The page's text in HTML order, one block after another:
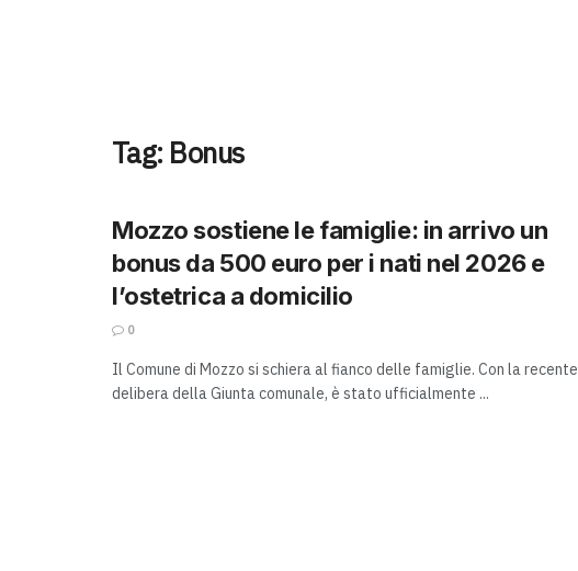
Tag: Bonus
Mozzo sostiene le famiglie: in arrivo un
bonus da 500 euro per i nati nel 2026 e
l’ostetrica a domicilio
0
Il Comune di Mozzo si schiera al fianco delle famiglie. Con la recente
delibera della Giunta comunale, è stato ufficialmente ...